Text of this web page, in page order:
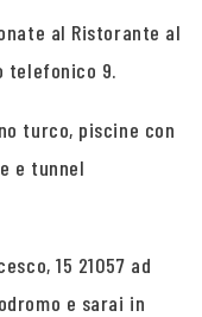
al Ristorante al
telefonico 9.
turco, piscine con
e tunnel
15 21057 ad
e sarai in